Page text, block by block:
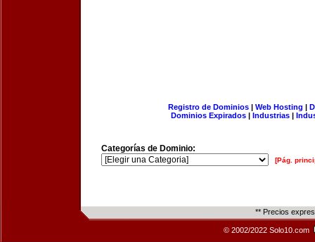
Registro de Dominios| Web Hosting |
Dominios Expirados | Industrias |
Categorías de Dominio:
[Pág.
** Precios
© 2002/2022 Solo10.com